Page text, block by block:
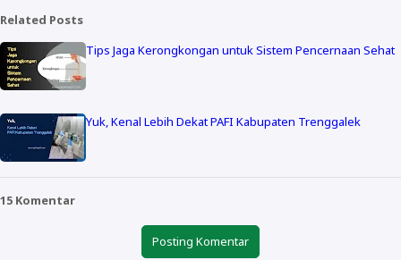
Related Posts
Tips Jaga Kerongkongan untuk Sistem Pencernaan Sehat
Yuk, Kenal Lebih Dekat PAFI Kabupaten Trenggalek
15 Komentar
Posting Komentar